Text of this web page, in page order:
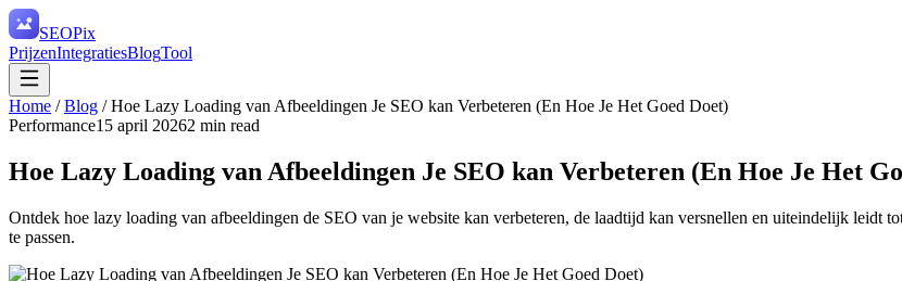
SEOPix
PrijzenIntegratiesBlogTool
Home /Blog /Hoe Lazy Loading van Afbeeldingen Je SEO kan Verbeteren (En Hoe Je Het Goed Doet)
Performance15 april 20262 min read
Hoe Lazy Loading van Afbeeldingen Je SEO kan Verbeteren (En Hoe Je Het
Ontdek hoe lazy loading van afbeeldingen de SEO van je website kan verbeteren, de laadtijd kan versnellen en uiteindelijk leidt
te passen.